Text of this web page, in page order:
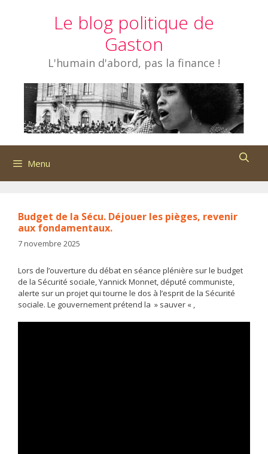
Le blog politique de
Gaston
L'humain d'abord, pas la finance !
Menu
Budget de la Sécu. Déjouer les pièges, revenir
aux fondamentaux.
7 novembre 2025
Lors de l’ouverture du débat en séance plénière sur le budget
de la Sécurité sociale, Yannick Monnet, député communiste,
alerte sur un projet qui tourne le dos à l’esprit de la Sécurité
sociale. Le gouvernement prétend la » sauver « ,